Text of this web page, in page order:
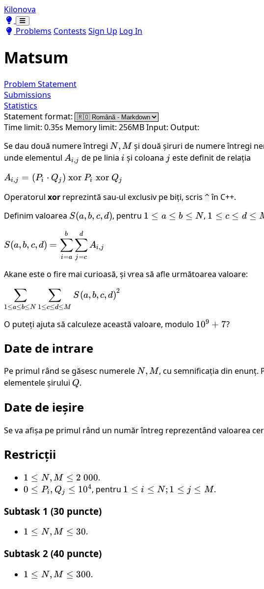
Kilonova
Toggle theme
Toggle theme
Problems Contests Sign Up Log In
Matsum
Problem Statement
Submissions
Statistics
Statement format:
Time limit: 0.35s Memory limit: 256MBInput: Output:
Se dau două numere întregi N,
M
N, M și două șiruri de numere întregi
unde elementul A_{i,j}
Ai,j de pe linia i
i și coloana jj este definit de relația
\displaystyle
(P_i \cdot
Q_j) \text{
Q_j
Ai,j = (Pi ⋅ Qj ) xorPi xor Qj
Operatorul xor reprezintă sau-ul exclusiv pe biți, scris ^ în C++.
Definim valoarea S(a,
c,
d)
S(a, b, c, d), pentru 1
\le
1 ≤ a ≤ b ≤ N, 1
\le
1 ≤ c ≤ d ≤
\displaystyle S(a,
b, c, d) =
\sum_{i=a}^{b}
\sum_{j=c}^{d}
A_{i,j}
S(a, b, c, d) =
i=a
∑
b
j=c
∑
d
Ai,j
Akane este o fire mai curioasă, și vrea să afle următoarea valoare:
\displaystyle
\sum_{1 \le
N} \sum_{1
\le M} {S(a,
1≤a≤b≤N
∑
1≤c≤d≤M
∑ S(a, b, c, d)2
O puteți ajuta să calculeze această valoare, modulo 10^9
109 + 7?
Date de intrare
Pe primul rând se găsesc numereleN,
N, M, cu semnificația din enunț.
elementele șirului Q
Q.
Date de ieșire
Se va afișa pe primul rând un număr întreg reprezentând valoarea
Restricții
1
\le
M
2 \
1 ≤ N, M ≤ 2 000.
0 \le
Q_j
10^4
0 ≤ Pi , Qj ≤ 104, pentru 1
1 ≤ i ≤ N; 1 ≤ j ≤ M.
Subtask 1 (30 puncte)
1
N,
\le
1 ≤ N, M ≤ 30.
Subtask 2 (40 puncte)
1
1 ≤ N, M ≤ 300.